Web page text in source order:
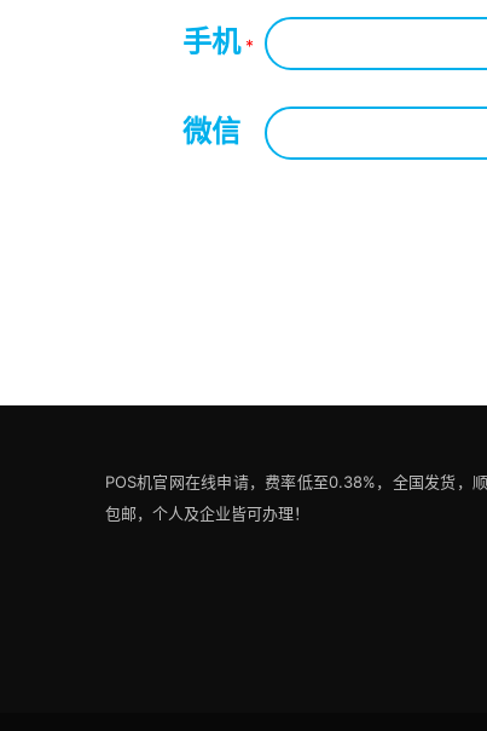
手机*
微信
POS机官网在线申请，费率低至0.38%，全国发货，
包邮，个人及企业皆可办理！